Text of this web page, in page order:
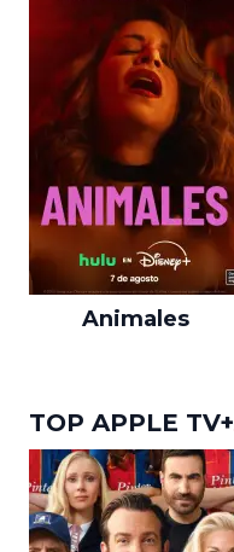
Animales
TOP APPLE TV+